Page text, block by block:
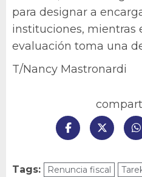
para designar a
instituciones, mientras
evaluación toma una
T/Nancy Mastronardi
Tags: Renuncia fiscal